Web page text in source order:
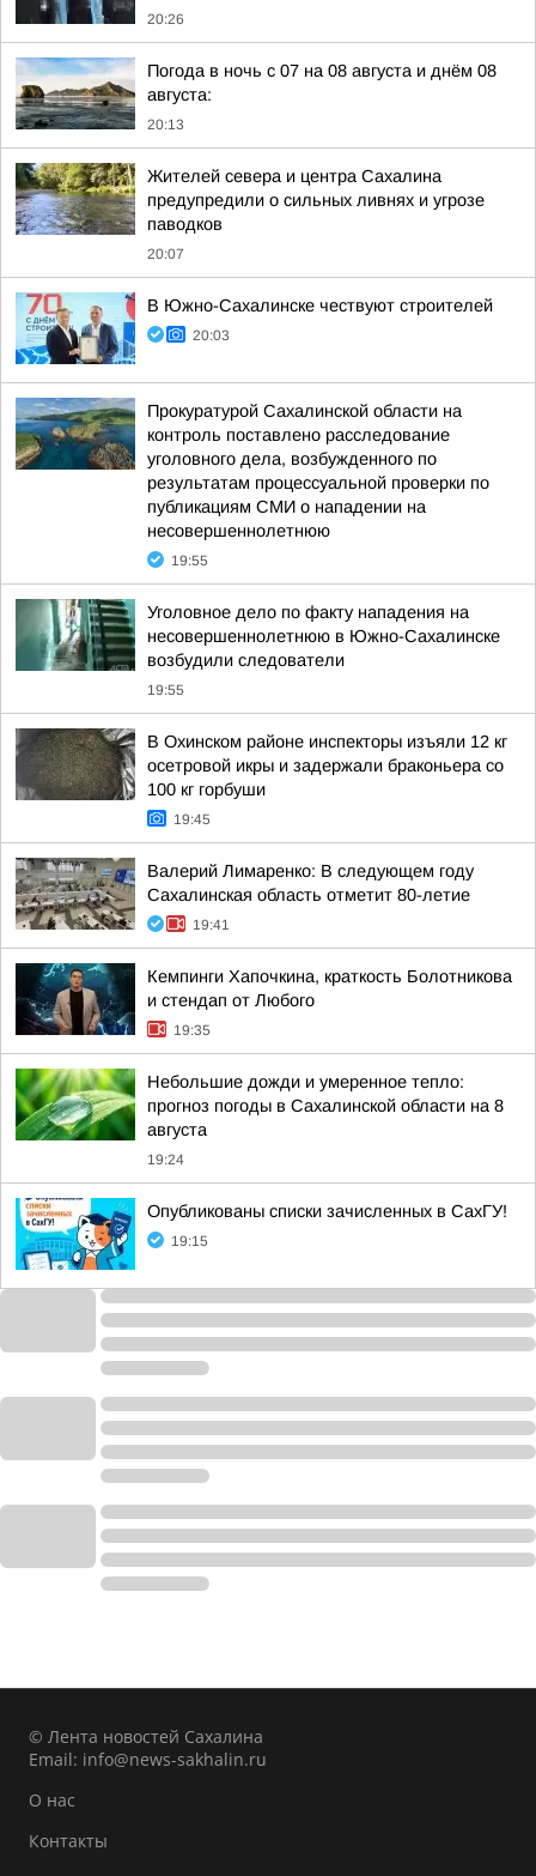
20:26
Погода в ночь с 07 на 08 августа и днём 08
августа:
20:13
Жителей севера и центра Сахалина
предупредили о сильных ливнях и угрозе
паводков
20:07
В Южно-Сахалинске чествуют строителей
20:03
Прокуратурой Сахалинской области на
контроль поставлено расследование
уголовного дела, возбужденного по
результатам процессуальной проверки по
публикациям СМИ о нападении на
несовершеннолетнюю
19:55
Уголовное дело по факту нападения на
несовершеннолетнюю в Южно-Сахалинске
возбудили следователи
19:55
В Охинском районе инспекторы изъяли 12 кг
осетровой икры и задержали браконьера со
100 кг горбуши
19:45
Валерий Лимаренко: В следующем году
Сахалинская область отметит 80-летие
19:41
Кемпинги Хапочкина, краткость Болотникова
и стендап от Любого
19:35
Небольшие дожди и умеренное тепло:
прогноз погоды в Сахалинской области на 8
августа
19:24
Опубликованы списки зачисленных в СахГУ!
19:15
© Лента новостей Сахалина
Email: info@news-sakhalin.ru
О нас
Контакты